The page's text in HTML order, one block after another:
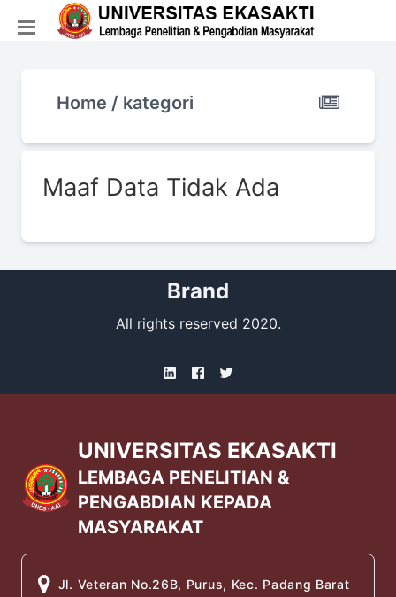
Home / kategori
Maaf Data Tidak Ada
Brand
All rights reserved 2020.
UNIVERSITAS EKASAKTI
LEMBAGA PENELITIAN &
PENGABDIAN KEPADA
MASYARAKAT
Jl. Veteran No.26B, Purus, Kec. Padang Barat